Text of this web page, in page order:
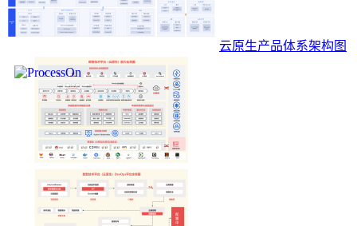
云原生产品体系架构图